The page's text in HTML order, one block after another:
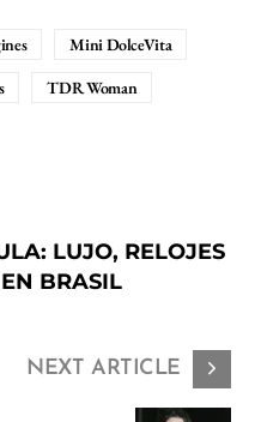
Mini DolceVita
TDR Woman
LUJO, RELOJES
BRASIL
NEXT ARTICLE